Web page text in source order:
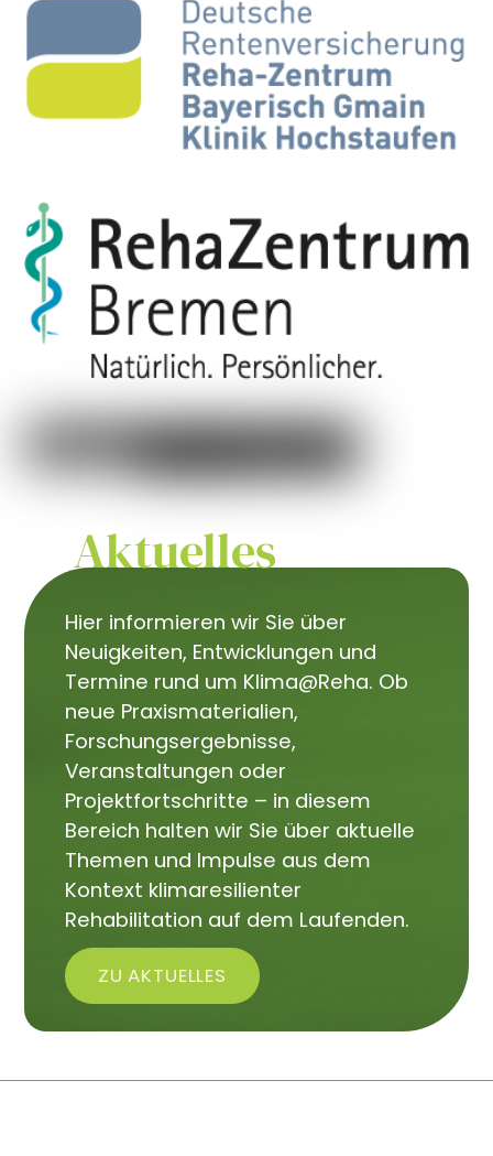
Aktuelles
Hier informieren wir Sie über
Neuigkeiten, Entwicklungen und
Termine rund um Klima@Reha. Ob
neue Praxismaterialien,
Forschungsergebnisse,
Veranstaltungen oder
Projektfortschritte – in diesem
Bereich halten wir Sie über aktuelle
Themen und Impulse aus dem
Kontext klimaresilienter
Rehabilitation auf dem Laufenden.
ZU AKTUELLES